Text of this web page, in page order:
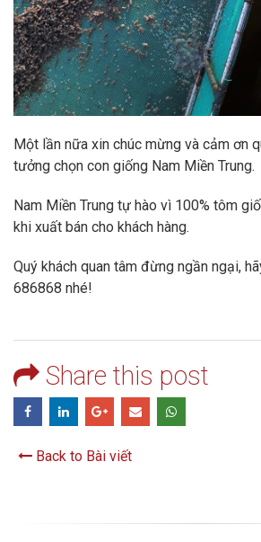
Một lần nữa xin chúc mừng và cảm ơn
tưởng chọn con giống Nam Miền Trung.
Nam Miền Trung tự hào vì 100% tôm
khi xuất bán cho khách hàng.
Quý khách quan tâm đừng ngần ngại,
686868 nhé!
Share this post
Back to Bài viết